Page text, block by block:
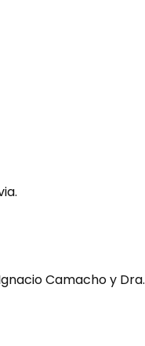
Camacho y Dra.